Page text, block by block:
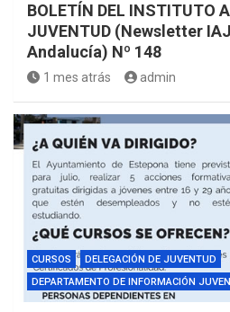
BOLETÍN DEL INSTITUTO
JUVENTUD (Newsletter
Andalucía) Nº 148
1 mes atrás admin
CURSOS
DELEGACIÓN DE JUVENTUD
DEPARTAMENTO DE INFORMACIÓN